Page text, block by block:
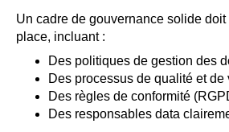
Un cadre de gouvernance solide doit
place, incluant :
Des politiques de gestion des
Des processus de qualité et de
Des règles de conformité
Des responsables data